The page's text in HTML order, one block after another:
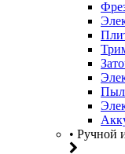
• Ручной